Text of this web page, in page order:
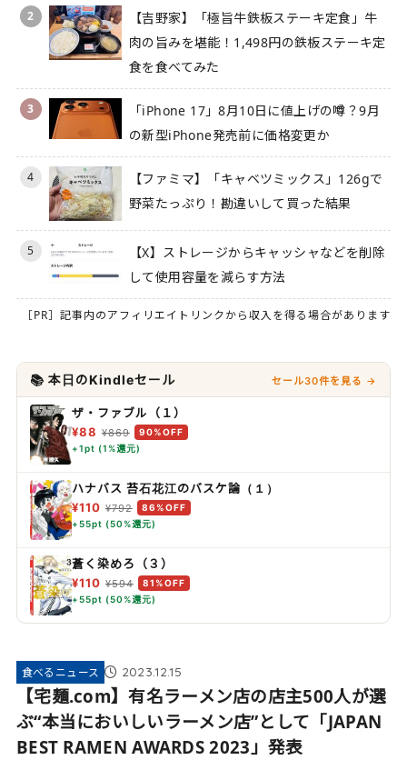
2
【吉野家】「極旨牛鉄板ステーキ定食」牛
肉の旨みを堪能！1,498円の鉄板ステーキ定
食を食べてみた
3
「iPhone 17」8月10日に値上げの噂？9月
の新型iPhone発売前に価格変更か
4
【ファミマ】「キャベツミックス」126gで
野菜たっぷり！勘違いして買った結果
5
【X】ストレージからキャッシャなどを削除
して使用容量を減らす方法
［PR］記事内のアフィリエイトリンクから収入を得る場合があります
📚 本日のKindleセール セール30件を見る →
ザ・ファブル（１）
¥88 ¥869
90%OFF
+1pt (1%還元)
ハナバス 苔石花江のバスケ論（１）
¥110 ¥792
86%OFF
+55pt (50%還元)
蒼く染めろ（３）
¥110 ¥594
81%OFF
+55pt (50%還元)
食べるニュース 2023.12.15
【宅麺.com】有名ラーメン店の店主500人が選
ぶ“本当においしいラーメン店”として「JAPAN
BEST RAMEN AWARDS 2023」発表